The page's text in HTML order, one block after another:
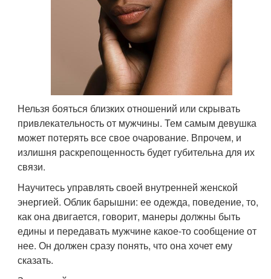
Нельзя бояться близких отношений или скрывать
привлекательность от мужчины. Тем самым девушка
может потерять все свое очарование. Впрочем, и
излишня раскрепощенность будет губительна для их
связи.
Научитесь управлять своей внутренней женской
энергией. Облик барышни: ее одежда, поведение, то,
как она двигается, говорит, манеры должны быть
едины и передавать мужчине какое-то сообщение от
нее. Он должен сразу понять, что она хочет ему
сказать.